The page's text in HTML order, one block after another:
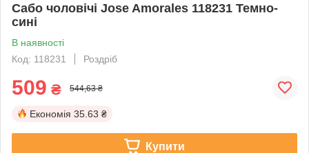
Сабо чоловічі Jose Amorales 118231 Темно-
сині
В наявності
Код: 118231
Роздріб
509 ₴ 544,63 ₴
Економія 35.63 ₴
Купити